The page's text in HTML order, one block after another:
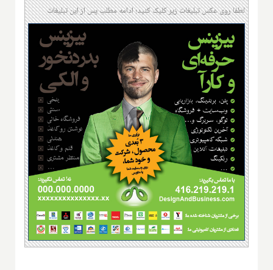
لطفا روی عکس تبلیغات زیر کلیک کنید؛ ادامه مطلب پس از این تبلیغات